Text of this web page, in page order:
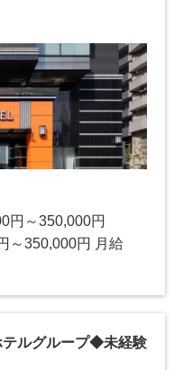
円～350,000円
～350,000円 月給
テルグループ◆未経験